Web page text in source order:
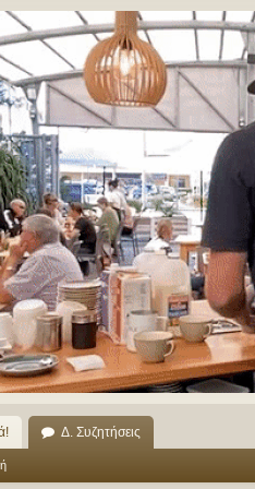
Δ. Συζητήσεις